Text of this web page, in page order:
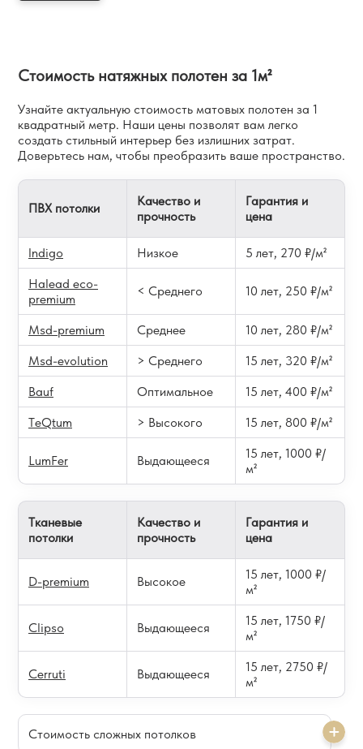
Стоимость натяжных полотен за 1м²
Узнайте актуальную стоимость матовых полотен за 1
квадратный метр. Наши цены позволят вам легко
создать стильный интерьер без излишних затрат.
Доверьтесь нам, чтобы преобразить ваше пространство.
ПВХ потолки
Качество и
прочность
Гарантия и
цена
Indigo Низкое
5 лет, 270 ₽/м²
Halead eco-
premium
< Среднего 10 лет, 250 ₽/м²
Msd-premium Среднее
10 лет, 280 ₽/м²
Msd-evolution
> Среднего
15 лет, 320 ₽/м²
Bauf
Оптимальное
15 лет, 400 ₽/м²
TeQtum
> Высокого 15 лет, 800 ₽/м²
LumFer Выдающееся
15 лет, 1000 ₽/
м²
Тканевые
потолки
Качество и
прочность
Гарантия и
цена
D-premium Высокое
15 лет, 1000 ₽/
м²
Clipso Выдающееся
15 лет, 1750 ₽/
м²
Cerruti Выдающееся
15 лет, 2750 ₽/
м²
Стоимость сложных потолков